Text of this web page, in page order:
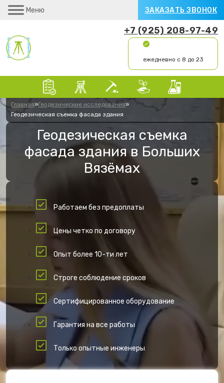
Меню ЗАКАЗАТЬ ЗВОНОК
+7 (925) 208-97-49
ежедневно с 8 до 23
Главная»Геодезические исследования»
Геодезическая съемка фасада здания
Геодезическая съемка
фасада здания в Больших
Вязёмах
Работаем без предоплаты
Цены четко по договору
Опыт более 10-ти лет
Строге соблюдение сроков
Сертифицированное оборудование
Гарантия на все работы
Только опытные инженеры